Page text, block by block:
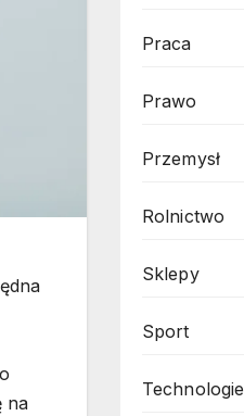
na
Praca
Prawo
Przemysł
Rolnictwo
Sklepy
Sport
Technologie